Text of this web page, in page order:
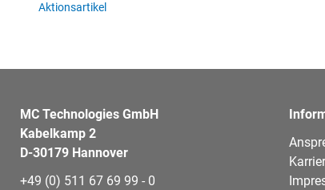
Aktionsartikel
MC Technologies GmbH
Kabelkamp 2
D-30179 Hannover
+49 (0) 511 67 69 99 - 0